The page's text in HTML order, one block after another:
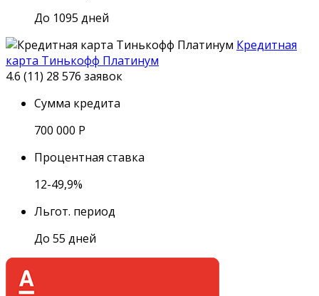
До 1095 дней
Кредитная
карта Тинькофф Платинум
4.6 (11) 28 576 заявок
Сумма кредита
700 000 Р
Процентная ставка
12-49,9%
Льгот. период
До 55 дней